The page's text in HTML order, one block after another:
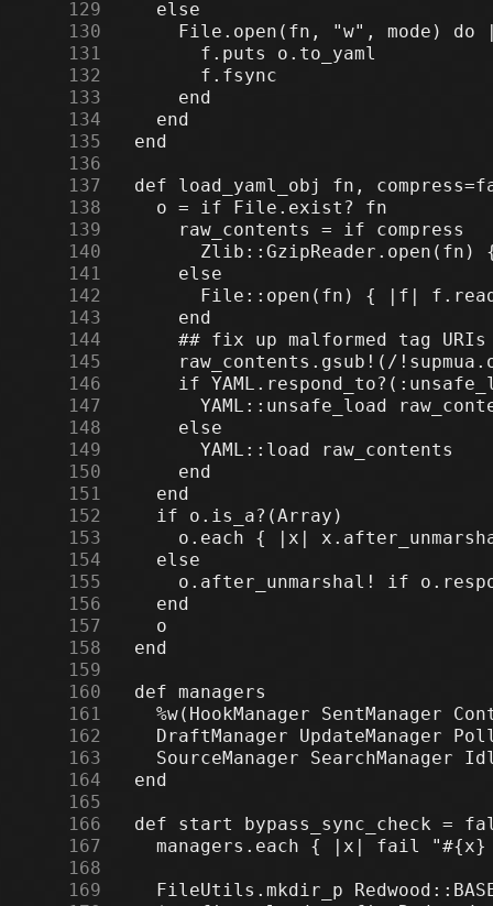
    129
    130
    131
    132
    133
    134
    135
    136
    137
    138
    139
    140
    141
    142
    143
    144
    145
    146
    147
    148
    149
    150
    151
    152
    153
    154
    155
    156
    157
    158
    159
    160
    161
    162
    163
    164
    165
    166
    167
    168
    169